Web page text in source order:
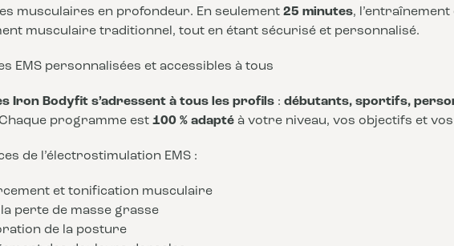
musculaires en profondeur. En seulement 25 minutes,
musculaire traditionnel, tout en étant sécurisé et personnalisé.
EMS personnalisées et accessibles à tous
Iron Bodyfit s’adressent à tous les profils : débutants, sportifs,
programme est 100 % adapté à votre niveau, vos objectifs et
de l’électrostimulation EMS :
et tonification musculaire
la perte de masse grasse
de la posture